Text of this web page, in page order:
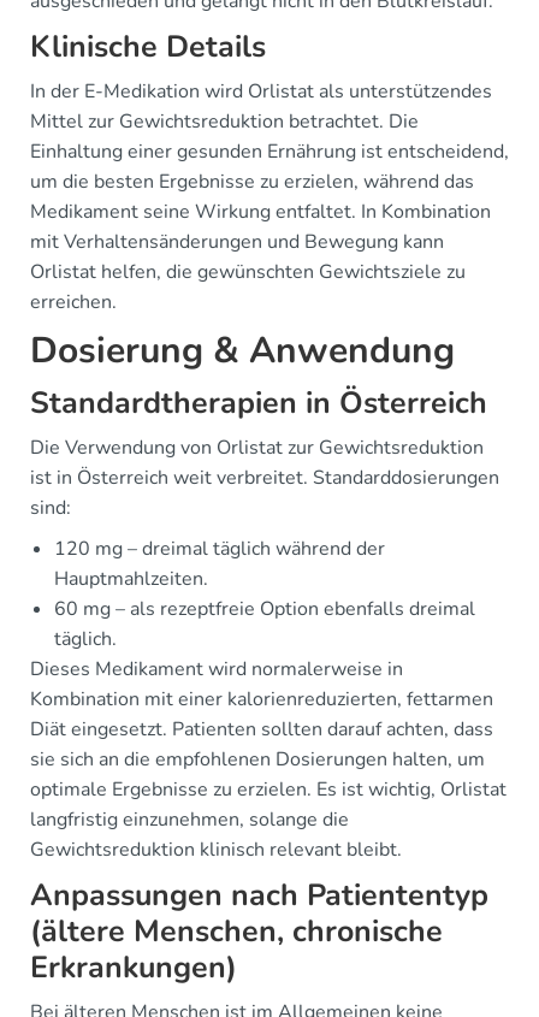
Klinische Details
In der E-Medikation wird Orlistat als unterstützendes
Mittel zur Gewichtsreduktion betrachtet. Die
Einhaltung einer gesunden Ernährung ist entscheidend,
um die besten Ergebnisse zu erzielen, während das
Medikament seine Wirkung entfaltet. In Kombination
mit Verhaltensänderungen und Bewegung kann
Orlistat helfen, die gewünschten Gewichtsziele zu
erreichen.
Dosierung & Anwendung
Standardtherapien in Österreich
Die Verwendung von Orlistat zur Gewichtsreduktion
ist in Österreich weit verbreitet. Standarddosierungen
sind:
120 mg – dreimal täglich während der
Hauptmahlzeiten.
60 mg – als rezeptfreie Option ebenfalls dreimal
täglich.
Dieses Medikament wird normalerweise in
Kombination mit einer kalorienreduzierten, fettarmen
Diät eingesetzt. Patienten sollten darauf achten, dass
sie sich an die empfohlenen Dosierungen halten, um
optimale Ergebnisse zu erzielen. Es ist wichtig, Orlistat
langfristig einzunehmen, solange die
Gewichtsreduktion klinisch relevant bleibt.
Anpassungen nach Patiententyp
(ältere Menschen, chronische
Erkrankungen)